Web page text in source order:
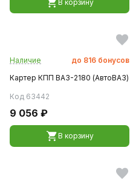
В корзину
Наличие до 816 бонусов
Картер КПП ВАЗ-2180 (АвтоВАЗ)
Код 63442
9 056 ₽
В корзину